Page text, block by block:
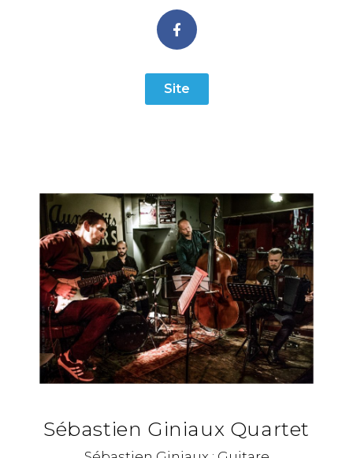
Site
Sébastien Giniaux Quartet